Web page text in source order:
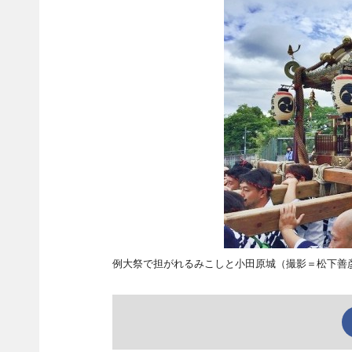
例大祭で担がれるみこしと小田原城（撮影＝松下善